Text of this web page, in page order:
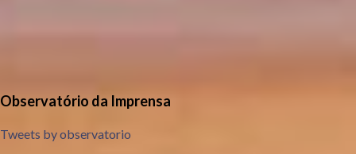
Observatório da Imprensa
Tweets by observatorio